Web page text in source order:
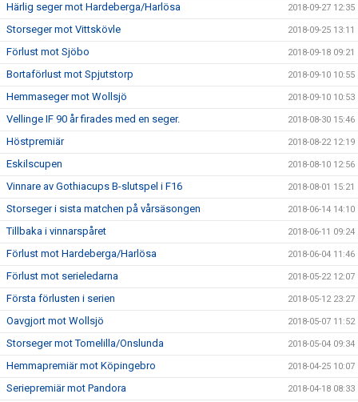
Härlig seger mot Hardeberga/Harlösa 2018-09-27 12:35
Storseger mot Vittskövle 2018-09-25 13:11
Förlust mot Sjöbo 2018-09-18 09:21
Bortaförlust mot Spjutstorp 2018-09-10 10:55
Hemmaseger mot Wollsjö 2018-09-10 10:53
Vellinge IF 90 år firades med en seger. 2018-08-30 15:46
Höstpremiär 2018-08-22 12:19
Eskilscupen 2018-08-10 12:56
Vinnare av Gothiacups B-slutspel i F16 2018-08-01 15:21
Storseger i sista matchen på vårsäsongen 2018-06-14 14:10
Tillbaka i vinnarspåret 2018-06-11 09:24
Förlust mot Hardeberga/Harlösa 2018-06-04 11:46
Förlust mot serieledarna 2018-05-22 12:07
Första förlusten i serien 2018-05-12 23:27
Oavgjort mot Wollsjö 2018-05-07 11:52
Storseger mot Tomelilla/Onslunda 2018-05-04 09:34
Hemmapremiär mot Köpingebro 2018-04-25 10:07
Seriepremiär mot Pandora 2018-04-18 08:33